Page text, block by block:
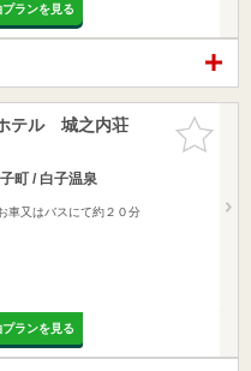
ランを見る
お気に入
りに追加
テル 城之内荘
町 / 白子温泉
又はバスにて約２０分
ランを見る